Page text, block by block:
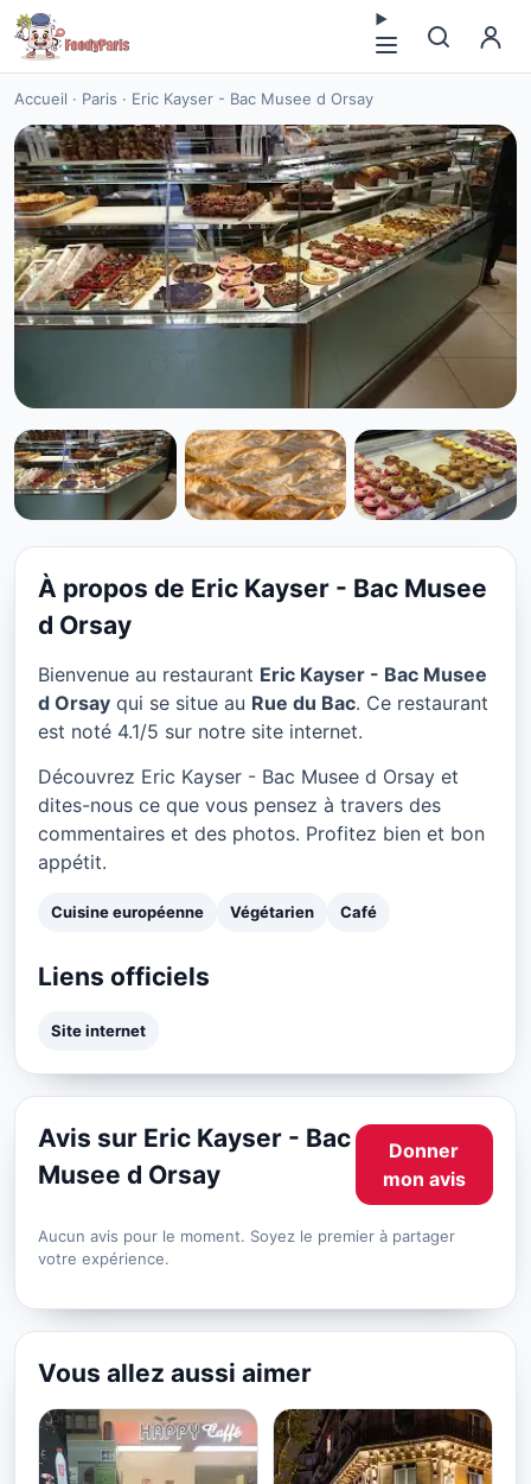
Accueil · Paris · Eric Kayser - Bac Musee d Orsay
CUISINE EUROPÉENNE
Eric Kayser - Bac Musee d
Orsay à Paris
★ 4.1/5
À propos de Eric Kayser - Bac Musee
d Orsay
Bienvenue au restaurant Eric Kayser - Bac Musee
d Orsay qui se situe au Rue du Bac. Ce restaurant
est noté 4.1/5 sur notre site internet.
Découvrez Eric Kayser - Bac Musee d Orsay et
dites-nous ce que vous pensez à travers des
commentaires et des photos. Profitez bien et bon
appétit.
Cuisine européenne Végétarien Café
Liens officiels
Site internet
Avis sur Eric Kayser - Bac
Musee d Orsay
Donner
mon avis
Aucun avis pour le moment. Soyez le premier à partager
votre expérience.
Vous allez aussi aimer